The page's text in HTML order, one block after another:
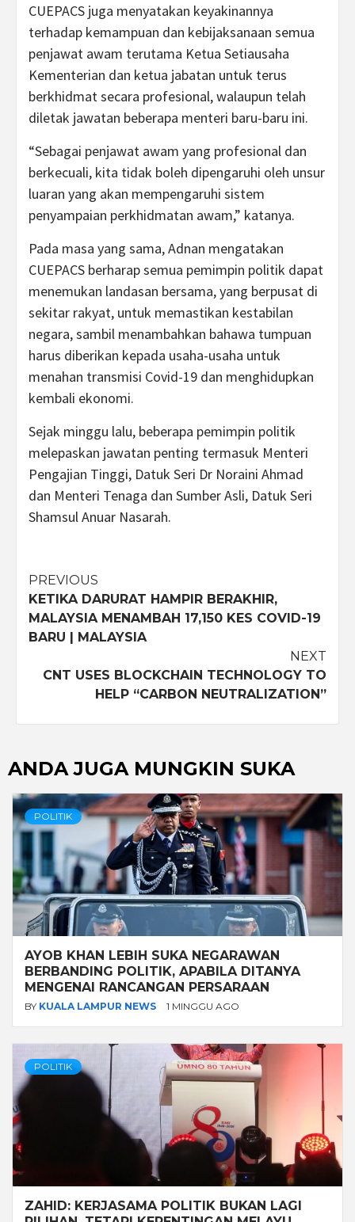
CUEPACS juga menyatakan keyakinannya
terhadap kemampuan dan kebijaksanaan semua
penjawat awam terutama Ketua Setiausaha
Kementerian dan ketua jabatan untuk terus
berkhidmat secara profesional, walaupun telah
diletak jawatan beberapa menteri baru-baru ini.
“Sebagai penjawat awam yang profesional dan
berkecuali, kita tidak boleh dipengaruhi oleh unsur
luaran yang akan mempengaruhi sistem
penyampaian perkhidmatan awam,” katanya.
Pada masa yang sama, Adnan mengatakan
CUEPACS berharap semua pemimpin politik dapat
menemukan landasan bersama, yang berpusat di
sekitar rakyat, untuk memastikan kestabilan
negara, sambil menambahkan bahawa tumpuan
harus diberikan kepada usaha-usaha untuk
menahan transmisi Covid-19 dan menghidupkan
kembali ekonomi.
Sejak minggu lalu, beberapa pemimpin politik
melepaskan jawatan penting termasuk Menteri
Pengajian Tinggi, Datuk Seri Dr Noraini Ahmad
dan Menteri Tenaga dan Sumber Asli, Datuk Seri
Shamsul Anuar Nasarah.
Post
navigation
PREVIOUS
KETIKA DARURAT HAMPIR BERAKHIR,
MALAYSIA MENAMBAH 17,150 KES COVID-19
BARU | MALAYSIA
NEXT
CNT USES BLOCKCHAIN TECHNOLOGY TO
HELP “CARBON NEUTRALIZATION”
ANDA JUGA MUNGKIN SUKA
POLITIK
AYOB KHAN LEBIH SUKA NEGARAWAN
BERBANDING POLITIK, APABILA DITANYA
MENGENAI RANCANGAN PERSARAAN
BY KUALA LAMPUR NEWS 1 MINGGU AGO
POLITIK
ZAHID: KERJASAMA POLITIK BUKAN LAGI